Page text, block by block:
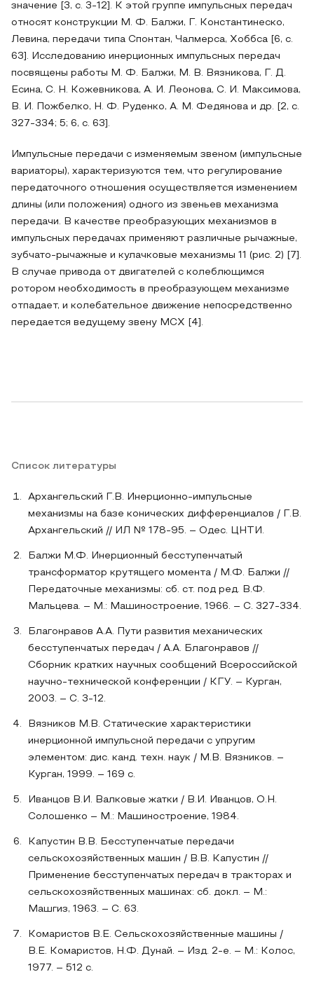
значение [3, с. 3-12]. К этой группе импульсных передач
относят конструкции М. Ф. Балжи, Г. Константинеско,
Левина, передачи типа Спонтан, Чалмерса, Хоббса [6, с.
63]. Исследованию инерционных импульсных передач
посвящены работы М. Ф. Балжи, М. В. Вязникова, Г. Д.
Есина, С. Н. Кожевникова, А. И. Леонова, С. И. Максимова,
В. И. Пожбелко, Н. Ф. Руденко, A. M. Федянова и др. [2, с.
327-334; 5; 6, с. 63].
Импульсные передачи с изменяемым звеном (импульсные
вариаторы), характеризуются тем, что регулирование
передаточного отношения осуществляется изменением
длины (или положения) одного из звеньев механизма
передачи. В качестве преобразующих механизмов в
импульсных передачах применяют различные рычажные,
зубчато-рычажные и кулачковые механизмы 11 (рис. 2) [7].
В случае привода от двигателей с колеблющимся
ротором необходимость в преобразующем механизме
отпадает, и колебательное движение непосредственно
передается ведущему звену МСХ [4].
Список литературы
Архангельский Г.В. Инерционно-импульсные
механизмы на базе конических дифференциалов / Г.В.
Архангельский // ИЛ № 178-95. – Одес. ЦНТИ.
Балжи М.Ф. Инерционный бесступенчатый
трансформатор крутящего момента / М.Ф. Балжи //
Передаточные механизмы: сб. ст. под ред. В.Ф.
Мальцева. – М.: Машиностроение, 1966. – С. 327-334.
Благонравов А.А. Пути развития механических
бесступенчатых передач / А.А. Благонравов //
Сборник кратких научных сообщений Всероссийской
научно-технической конференции / КГУ. – Курган,
2003. – С. 3-12.
Вязников М.В. Статические характеристики
инерционной импульсной передачи с упругим
элементом: дис. канд. техн. наук / М.В. Вязников. –
Курган, 1999. – 169 с.
Иванцов В.И. Валковые жатки / В.И. Иванцов, О.Н.
Солошенко – М.: Машиностроение, 1984.
Капустин В.В. Бесступенчатые передачи
сельскохозяйственных машин / В.В. Капустин //
Применение бесступенчатых передач в тракторах и
сельскохозяйственных машинах: сб. докл. – М.:
Машгиз, 1963. – С. 63.
Комаристов В.Е. Сельскохозяйственные машины /
В.Е. Комаристов, Н.Ф. Дунай. – Изд. 2-е. – М.: Колос,
1977. – 512 с.